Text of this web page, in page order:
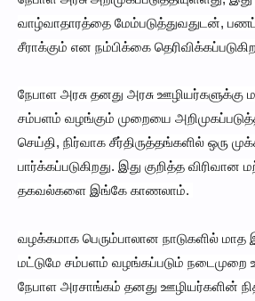
வாழ்வாதாரத்தை மேம்படுத்துவதுடன்,
சீராக்கும் என நம்பிக்கை
நேபாள அரசு தனது அரசு ஊழியர்களுக்கு
சம்பளம் வழங்கும் முறையை
செய்தி, நிர்வாக சீர்திருத்தங்களில் ஒரு
பார்க்கப்படுகிறது. இது குறித்த
தகவல்களை இங்கே காணலாம்.
வழக்கமாக பெரும்பாலான நாடுகளில் மாத
மட்டுமே சம்பளம் வழங்கப்படும்
நேபாள அரசாங்கம் தனது ஊழியர்களின்